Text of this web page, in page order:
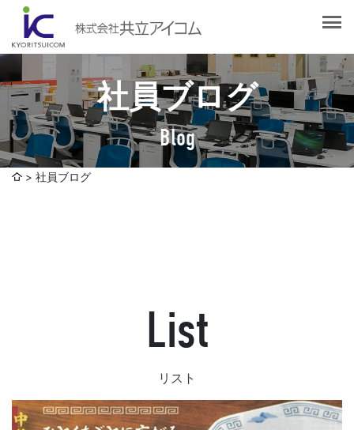
社員ブログ
Blog
会社概要
社長挨拶
企業理念
沿革
認証取得
選ばれる理由
サービス紹介
Web制作・ホームページ制作
採用情報
社員ブログ
List
リスト